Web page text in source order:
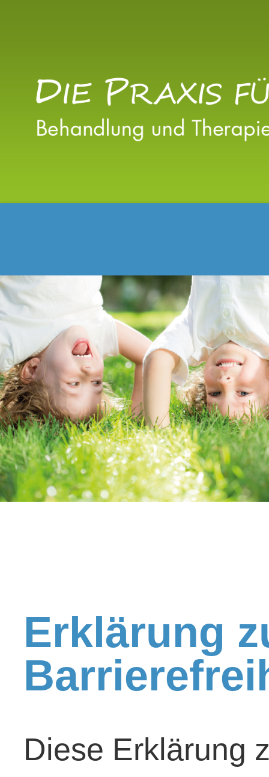
Pädiatrie
Orthopädie
Neurologie
Geriatrie
Kontakt /
Hausbesuche
JOB / Karriere
Erklärung
Diese Erklärung